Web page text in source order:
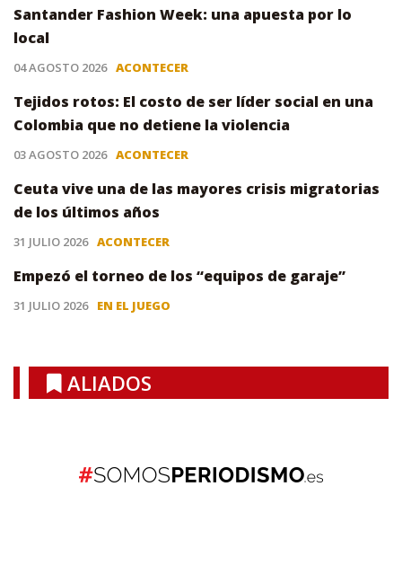
Santander Fashion Week: una apuesta por lo
local
04 AGOSTO 2026 ACONTECER
Tejidos rotos: El costo de ser líder social en una
Colombia que no detiene la violencia
03 AGOSTO 2026 ACONTECER
Ceuta vive una de las mayores crisis migratorias
de los últimos años
31 JULIO 2026 ACONTECER
Empezó el torneo de los “equipos de garaje”
31 JULIO 2026 EN EL JUEGO
ALIADOS